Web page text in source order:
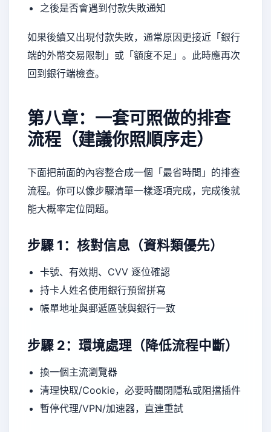
之後是否會遇到付款失敗通知
如果後續又出現付款失敗，通常原因更接近「銀行
端的外幣交易限制」或「額度不足」。此時應再次
回到銀行端檢查。
第八章：一套可照做的排查
流程（建議你照順序走）
下面把前面的內容整合成一個「最省時間」的排查
流程。你可以像步驟清單一樣逐項完成，完成後就
能大概率定位問題。
步驟 1：核對信息（資料類優先）
卡號、有效期、CVV 逐位確認
持卡人姓名使用銀行預留拼寫
帳單地址與郵遞區號與銀行一致
步驟 2：環境處理（降低流程中斷）
換一個主流瀏覽器
清理快取/Cookie，必要時關閉隱私或阻擋插件
暫停代理/VPN/加速器，直連重試